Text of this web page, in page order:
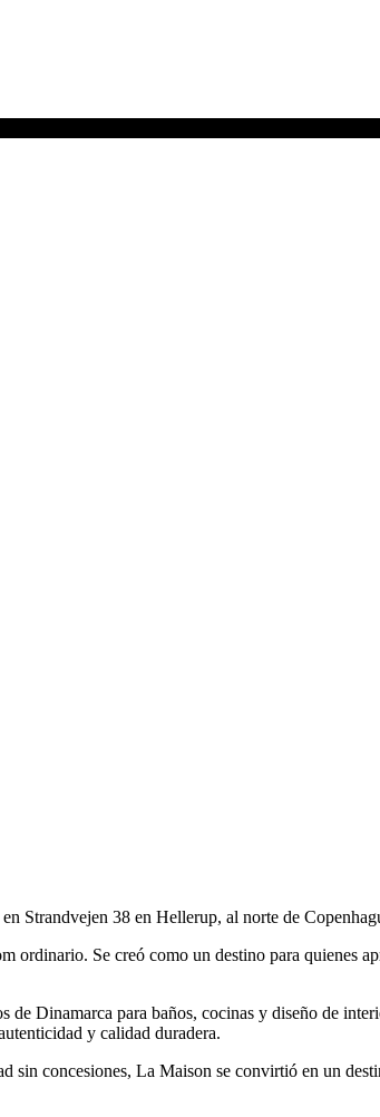
en Strandvejen 38 en Hellerup, al norte de
Se creó como un destino para quienes
Dinamarca para baños, cocinas y diseño de
y calidad duradera.
sin concesiones, La Maison se convirtió en un